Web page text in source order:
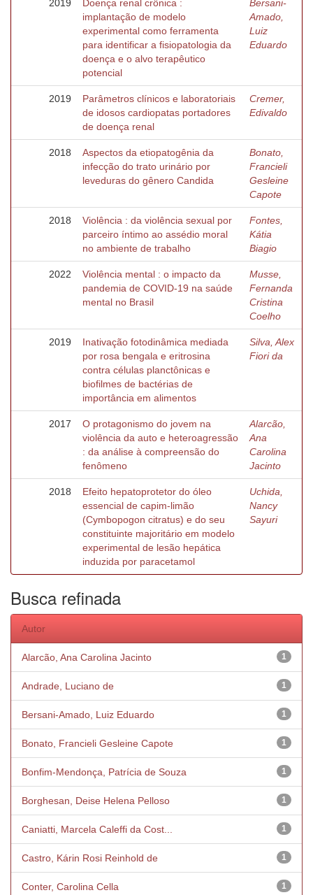
2019
Doença renal crônica :
implantação de modelo
experimental como ferramenta
para identificar a fisiopatologia da
doença e o alvo terapêutico
potencial
Bersani-
Amado,
Luiz
Eduardo
2019
Parâmetros clínicos e laboratoriais
de idosos cardiopatas portadores
de doença renal
Cremer,
Edivaldo
2018
Aspectos da etiopatogênia da
infecção do trato urinário por
leveduras do gênero Candida
Bonato,
Francieli
Gesleine
Capote
2018
Violência : da violência sexual por
parceiro íntimo ao assédio moral
no ambiente de trabalho
Fontes,
Kátia
Biagio
2022
Violência mental : o impacto da
pandemia de COVID-19 na saúde
mental no Brasil
Musse,
Fernanda
Cristina
Coelho
2019
Inativação fotodinâmica mediada
por rosa bengala e eritrosina
contra células planctônicas e
biofilmes de bactérias de
importância em alimentos
Silva, Alex
Fiori da
2017
O protagonismo do jovem na
violência da auto e heteroagressão
: da análise à compreensão do
fenômeno
Alarcão,
Ana
Carolina
Jacinto
2018
Efeito hepatoprotetor do óleo
essencial de capim-limão
(Cymbopogon citratus) e do seu
constituinte majoritário em modelo
experimental de lesão hepática
induzida por paracetamol
Uchida,
Nancy
Sayuri
Busca refinada
Autor
1
Alarcão, Ana Carolina Jacinto
1
Andrade, Luciano de
1
Bersani-Amado, Luiz Eduardo
1
Bonato, Francieli Gesleine Capote
1
Bonfim-Mendonça, Patrícia de Souza
1
Borghesan, Deise Helena Pelloso
1
Caniatti, Marcela Caleffi da Cost...
1
Castro, Kárin Rosi Reinhold de
1
Conter, Carolina Cella